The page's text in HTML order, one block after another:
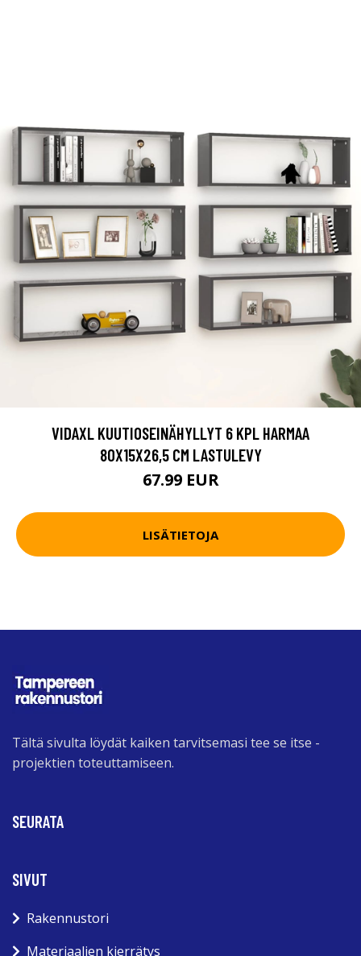
VIDAXL KUUTIOSEINÄHYLLYT 6 KPL HARMAA
80X15X26,5 CM LASTULEVY
67.99 EUR
LISÄTIETOJA
Tältä sivulta löydät kaiken tarvitsemasi tee se itse -
projektien toteuttamiseen.
SEURATA
SIVUT
Rakennustori
Materiaalien kierrätys